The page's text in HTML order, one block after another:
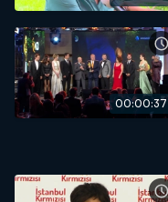
00:00:37